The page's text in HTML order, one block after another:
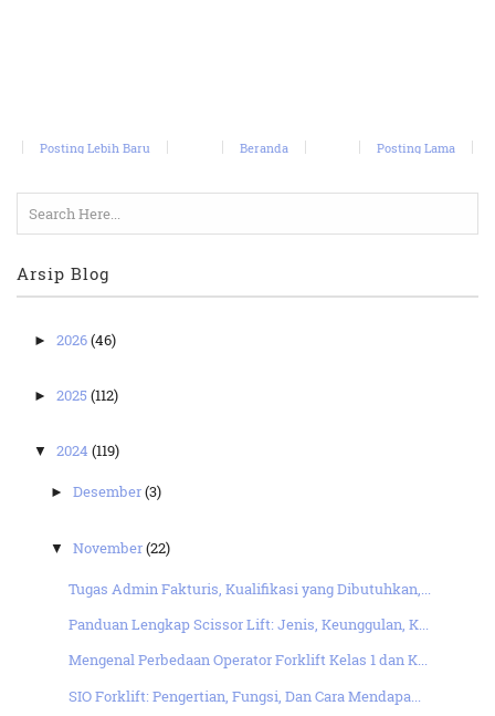
Posting Lebih Baru Posting Lama
Beranda
Arsip Blog
► 2026(46)
► 2025 (112)
▼ 2024 (119)
►Desember(3)
▼November(22)
Tugas Admin Fakturis, Kualifikasi yang Dibutuhkan,...
Panduan Lengkap Scissor Lift: Jenis, Keunggulan, K...
Mengenal Perbedaan Operator Forklift Kelas 1 dan K...
SIO Forklift: Pengertian, Fungsi, Dan Cara Mendapa...